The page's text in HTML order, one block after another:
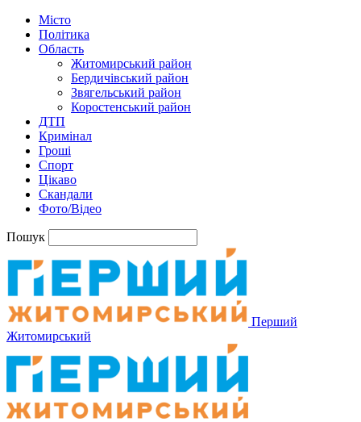
Місто
Політика
Область
Житомирський район
Бердичівський район
Звягельський район
Коростенський район
ДТП
Кримінал
Гроші
Спорт
Цікаво
Скандали
Фото/Відео
Пошук
Перший
Житомирський